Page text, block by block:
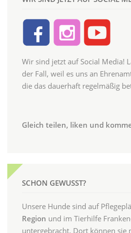
Wir sind jetzt auf Social Media!
der Fall, weil es uns an
die das dauerhaft regelmäßig
Gleich teilen, liken und
SCHON GEWUSST?
Unsere Hunde sind auf
Region und im Tierhilfe
untergebracht. Dort können sie